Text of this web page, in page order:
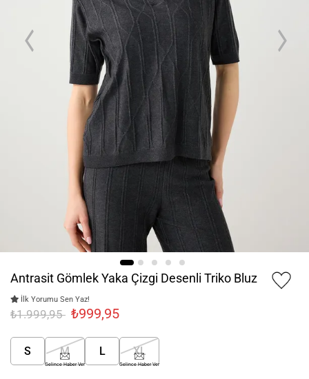
Antrasit Gömlek Yaka Çizgi Desenli Triko Bluz
İlk Yorumu Sen Yaz!
₺1.999,95 ₺999,95
S M
Gelince Haber Ver
L XL
Gelince Haber Ver